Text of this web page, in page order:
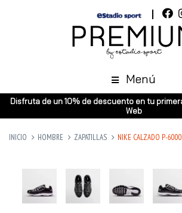
Menú
Disfruta de un 10% de descuento en tu
Web
INICIO HOMBRE ZAPATILLAS NIKE CALZADO P-